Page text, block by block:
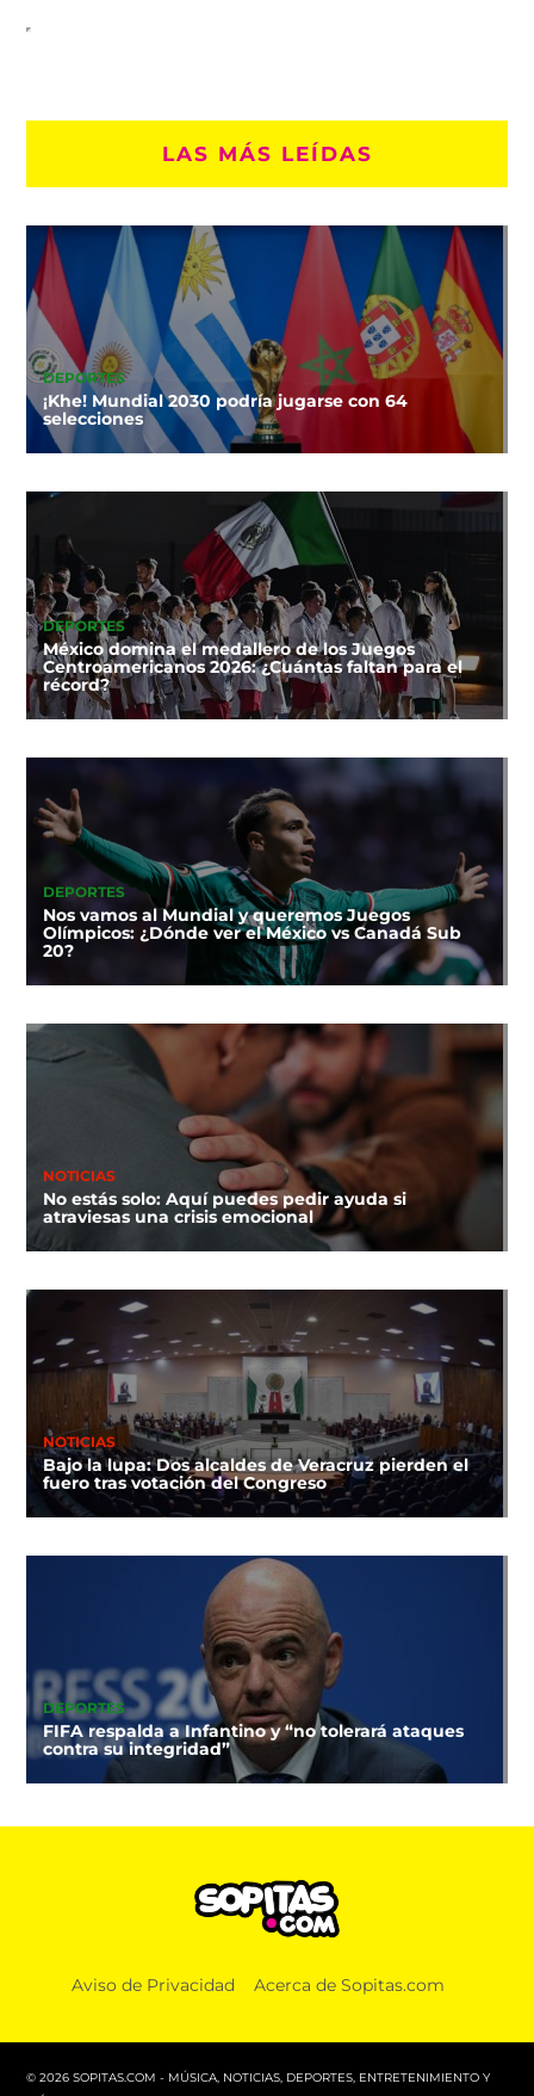
LAS MÁS LEÍDAS
DEPORTES
¡Khe! Mundial 2030 podría jugarse con 64
selecciones
DEPORTES
México domina el medallero de los Juegos
Centroamericanos 2026: ¿Cuántas faltan para el
récord?
DEPORTES
Nos vamos al Mundial y queremos Juegos
Olímpicos: ¿Dónde ver el México vs Canadá Sub
20?
NOTICIAS
No estás solo: Aquí puedes pedir ayuda si
atraviesas una crisis emocional
NOTICIAS
Bajo la lupa: Dos alcaldes de Veracruz pierden el
fuero tras votación del Congreso
DEPORTES
FIFA respalda a Infantino y “no tolerará ataques
contra su integridad”
Aviso de Privacidad Acerca de Sopitas.com
© 2026 SOPITAS.COM - MÚSICA, NOTICIAS, DEPORTES, ENTRETENIMIENTO Y